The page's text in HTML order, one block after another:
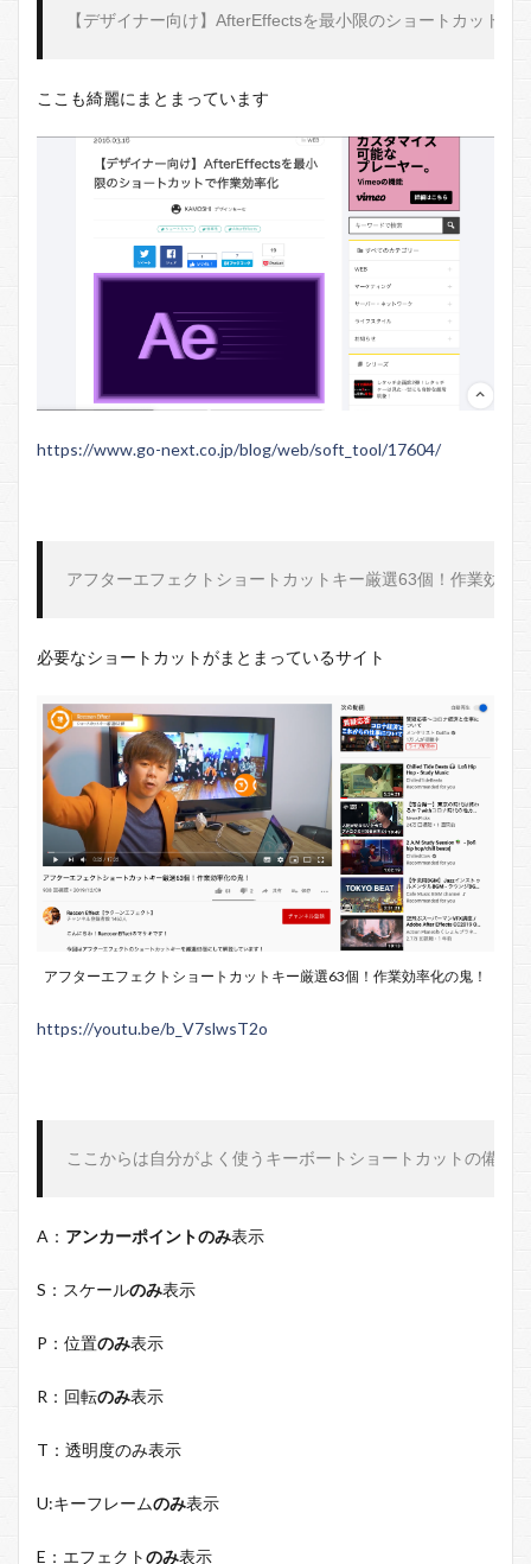
【デザイナー向け】 AfterEffectsを最小限のショートカットで
ここも綺麗にまとまっています
https://www.go-next.co.jp/blog/web/soft_tool/17604/
アフターエフェクトショートカットキー厳選63個！作業効率
必要なショートカットがまとまっているサイト
アフターエフェクトショートカットキー厳選63個！作業効率化の鬼！
https://youtu.be/b_V7slwsT2o
ここからは自分がよく使うキーボートショートカットの備忘
A ： アンカーポイントのみ表示
S ：スケールのみ表示
P ：位置のみ表示
R ：回転のみ表示
T ：透明度のみ表示
U:キーフレームのみ表示
E ：エフェクトのみ表示